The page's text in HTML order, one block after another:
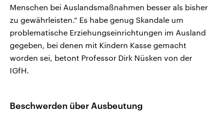
Menschen bei Auslandsmaßnahmen besser als bisher
zu gewährleisten.“ Es habe genug Skandale um
problematische Erziehungseinrichtungen im Ausland
gegeben, bei denen mit Kindern Kasse gemacht
worden sei, betont Professor Dirk Nüsken von der
IGfH.
Beschwerden über Ausbeutung